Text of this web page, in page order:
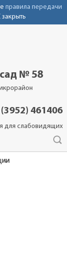
правила передачи
закрыть
№ 58
(3952) 461406
для слабовидящих